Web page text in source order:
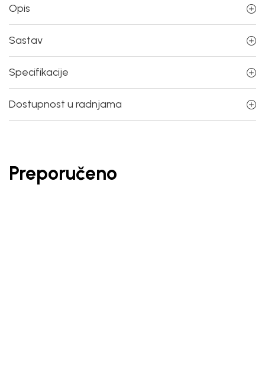
Opis
Sastav
Specifikacije
Dostupnost u radnjama
Preporučeno